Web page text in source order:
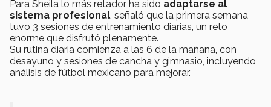
Para Sheila lo más retador ha sido adaptarse al
sistema profesional, señaló que la primera semana
tuvo 3 sesiones de entrenamiento diarias, un reto
enorme que disfrutó plenamente.
Su rutina diaria comienza a las 6 de la mañana, con
desayuno y sesiones de cancha y gimnasio, incluyendo
análisis de fútbol mexicano para mejorar.